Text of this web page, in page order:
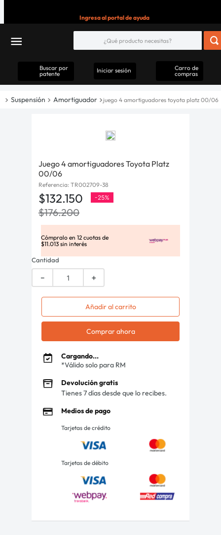
Ingresa al portal de ayuda
Buscar por
patente
Iniciar sesión
Carro de
compras
Suspensión Amortiguador juego 4 amortiguadores toyota platz 00/06
Juego 4 amortiguadores Toyota Platz
00/06
Referencia: TR002709-38
$132.150 -25%
$176.200
Cómpralo en 12 cuotas de
$11.013 sin interés
Cantidad
＋
－
Añadir al carrito
Comprar ahora
Cargando...
*Válido solo para RM
Devolución gratis
Tienes 7 días desde que lo recibes.
Medios de pago
Tarjetas de crédito
Tarjetas de débito